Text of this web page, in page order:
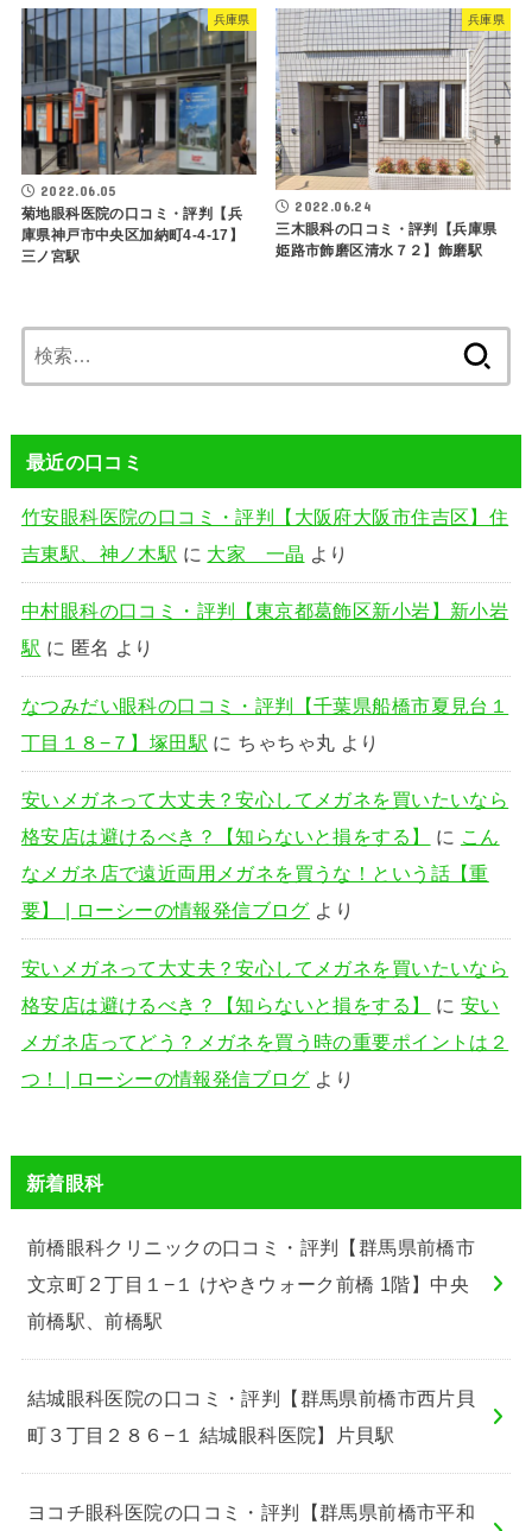
兵庫県
2022.06.05
菊地眼科医院の口コミ・評判【兵
庫県神戸市中央区加納町4-4-17】
三ノ宮駅
兵庫県
2022.06.24
三木眼科の口コミ・評判【兵庫県
姫路市飾磨区清水７２】飾磨駅
索:
最近の口コミ
竹安眼科医院の口コミ・評判【大阪府大阪市住吉区】住
吉東駅、神ノ木駅 に 大家 一晶 より
中村眼科の口コミ・評判【東京都葛飾区新小岩】新小岩
駅 に 匿名 より
なつみだい眼科の口コミ・評判【千葉県船橋市夏見台１
丁目１８−７】塚田駅 に ちゃちゃ丸 より
安いメガネって大丈夫？安心してメガネを買いたいなら
格安店は避けるべき？【知らないと損をする】
に こん
なメガネ店で遠近両用メガネを買うな！という話【重
要】 | ローシーの情報発信ブログ より
安いメガネって大丈夫？安心してメガネを買いたいなら
格安店は避けるべき？【知らないと損をする】
に 安い
メガネ店ってどう？メガネを買う時の重要ポイントは２
つ！ | ローシーの情報発信ブログ より
新着眼科
前橋眼科クリニックの口コミ・評判【群馬県前橋市
文京町２丁目１−１ けやきウォーク前橋 1階】中央
前橋駅、前橋駅
結城眼科医院の口コミ・評判【群馬県前橋市西片貝
町３丁目２８６−１ 結城眼科医院】片貝駅
ヨコチ眼科医院の口コミ・評判【群馬県前橋市平和